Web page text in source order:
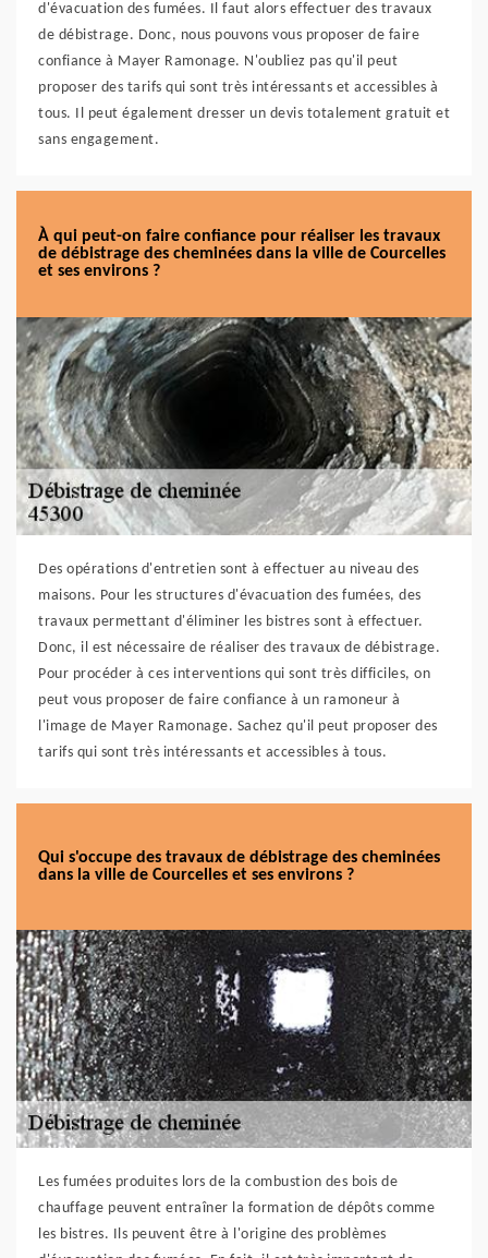
d'évacuation des fumées. Il faut alors effectuer des travaux
de débistrage. Donc, nous pouvons vous proposer de faire
confiance à Mayer Ramonage. N'oubliez pas qu'il peut
proposer des tarifs qui sont très intéressants et accessibles à
tous. Il peut également dresser un devis totalement gratuit et
sans engagement.
À qui peut-on faire confiance pour réaliser les travaux
de débistrage des cheminées dans la ville de Courcelles
et ses environs ?
Des opérations d'entretien sont à effectuer au niveau des
maisons. Pour les structures d'évacuation des fumées, des
travaux permettant d'éliminer les bistres sont à effectuer.
Donc, il est nécessaire de réaliser des travaux de débistrage.
Pour procéder à ces interventions qui sont très difficiles, on
peut vous proposer de faire confiance à un ramoneur à
l'image de Mayer Ramonage. Sachez qu'il peut proposer des
tarifs qui sont très intéressants et accessibles à tous.
Qui s'occupe des travaux de débistrage des cheminées
dans la ville de Courcelles et ses environs ?
Les fumées produites lors de la combustion des bois de
chauffage peuvent entraîner la formation de dépôts comme
les bistres. Ils peuvent être à l'origine des problèmes